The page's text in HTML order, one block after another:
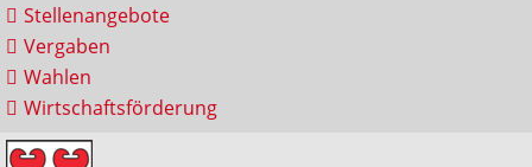
Stellenangebote
Vergaben
Wahlen
Wirtschaftsförderung